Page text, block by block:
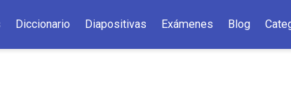
Diccionario Diapositivas Exámenes Blog